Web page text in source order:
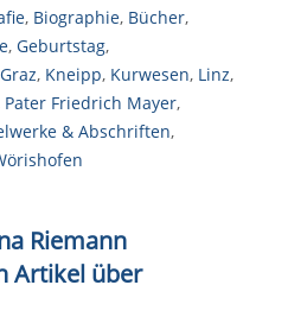
, Biographie, Bücher,
, Geburtstag,
Graz, Kneipp, Kurwesen, Linz,
Pater Friedrich Mayer,
& Abschriften,
Riemann
Artikel über